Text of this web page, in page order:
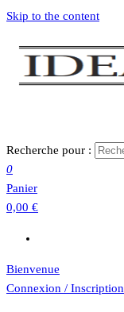
Skip to the content
Recherche pour :
0
Panier
0,00 €
Bienvenue
Connexion / Inscription